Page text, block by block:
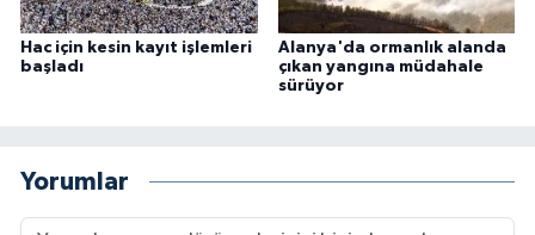
Hac için kesin kayıt işlemleri
başladı
Alanya'da ormanlık alanda
çıkan yangına müdahale
sürüyor
Yorumlar